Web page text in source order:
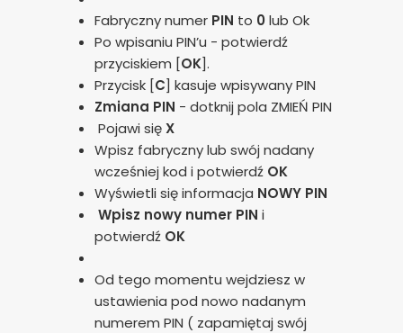
Fabryczny numer PIN to 0 lub Ok
Po wpisaniu PIN’u - potwierdź
przyciskiem [OK].
Przycisk [C] kasuje wpisywany PIN
Zmiana PIN - dotknij pola ZMIEŃ PIN
Pojawi sięX
Wpisz fabryczny lub swój nadany
wcześniej kod i potwierdź OK
Wyświetli się informacja NOWY PIN
Wpisz nowy numer PIN i
potwierdź OK
Od tego momentu wejdziesz w
ustawienia pod nowo nadanym
numerem PIN ( zapamiętaj swój